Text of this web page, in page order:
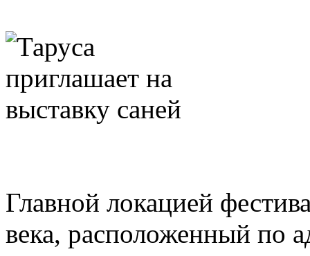
Главной локацией
века, расположенный по